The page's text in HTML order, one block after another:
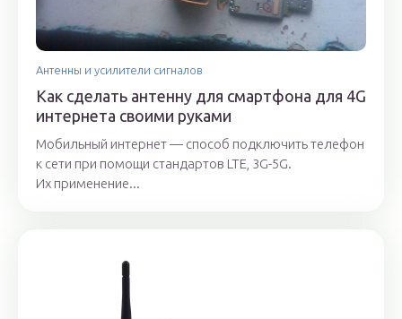
Антенны и усилители сигналов
Как сделать антенну для смартфона для 4G
интернета своими руками
Мобильный интернет — способ подключить телефон
к сети при помощи стандартов LTE, 3G-5G.
Их применение...